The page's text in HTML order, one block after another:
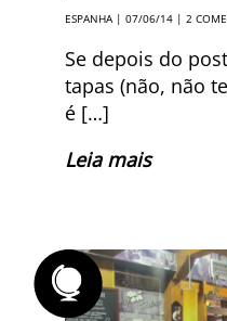
ESPANHA| 07/06/14 | 2
Se depois do
tapas (não, não
é […]
Leia mais